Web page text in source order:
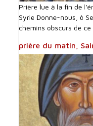
Prière lue à la fin de
Syrie Donne-nous, ô
chemins obscurs de ce
prière du matin,